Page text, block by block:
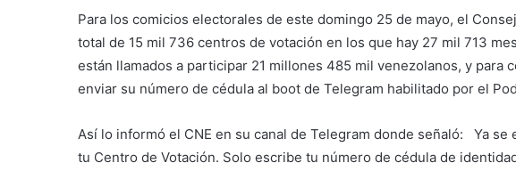
Para los comicios electorales de este domingo 25 de mayo, el
total de 15 mil 736 centros de votación en los que hay 27 mil 713
están llamados a participar 21 millones 485 mil venezolanos, y para
enviar su número de cédula al boot de Telegram habilitado por el
Así lo informó el CNE en su canal de Telegram donde señaló: Ya
tu Centro de Votación. Solo escribe tu número de cédula de